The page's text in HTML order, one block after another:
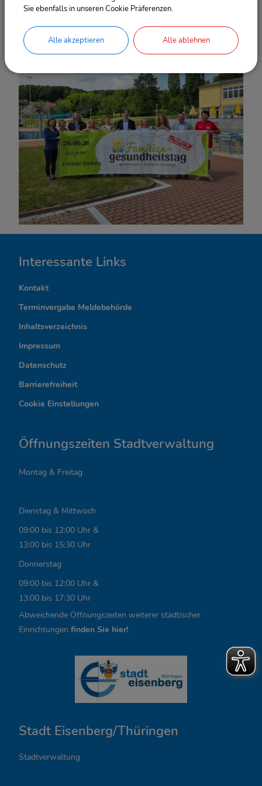
Engagement in Eisenberg und im Saale-Holzland-Kreis
sichtbar machen.
I
n
t
e
r
e
s
a
t
L
i
n
k
s
,
u
n
Interessante Links
Kontakt
Terminvergabe Meldebehörde
Inhaltsverzeichnis
Impressum
Datenschutz
Barrierefreiheit
Cookie Einstellungen
Öffnungszeiten Stadtverwaltung
Montag & Freitag
Dienstag & Mittwoch
09:00 bis 12:00 Uhr &
13:00 bis 15:30 Uhr
Donnerstag
09:00 bis 12:00 Uhr &
13:00 bis 17:30 Uhr
Abweichende Öffnungszeiten weiterer städtischer
Einrichtungen finden Sie hier!
Stadt Eisenberg/Thüringen
Stadtverwaltung
Sie ebenfalls in unseren Cookie Präferenzen.
Alle akzeptieren Alle ablehnen